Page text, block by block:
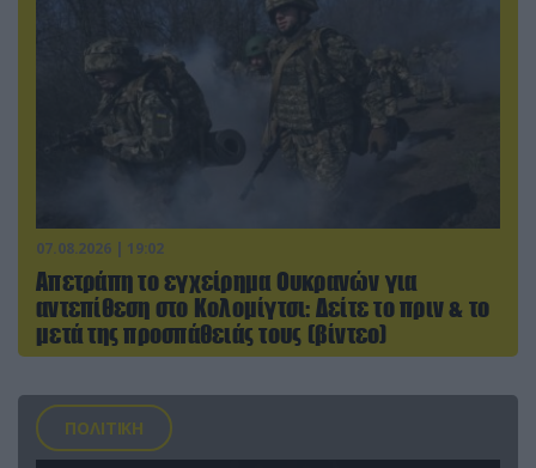
07.08.2026 | 19:02
Απετράπη το εγχείρημα Ουκρανών για
αντεπίθεση στο Κολομίγτσι: Δείτε το πριν & το
μετά της προσπάθειάς τους (βίντεο)
ΠΟΛΙΤΙΚΗ